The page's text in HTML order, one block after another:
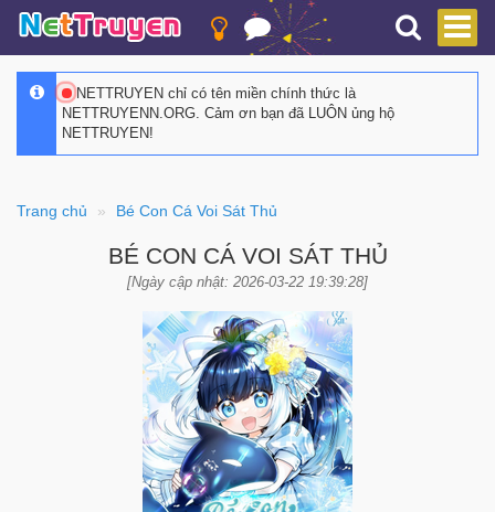
NETTRUYEN chỉ có tên miền chính thức là
NETTRUYENN.ORG. Cảm ơn bạn đã LUÔN ủng hộ
NETTRUYEN!
Trang chủ Bé Con Cá Voi Sát Thủ
BÉ CON CÁ VOI SÁT THỦ
[Ngày cập nhật: 2026-03-22 19:39:28]